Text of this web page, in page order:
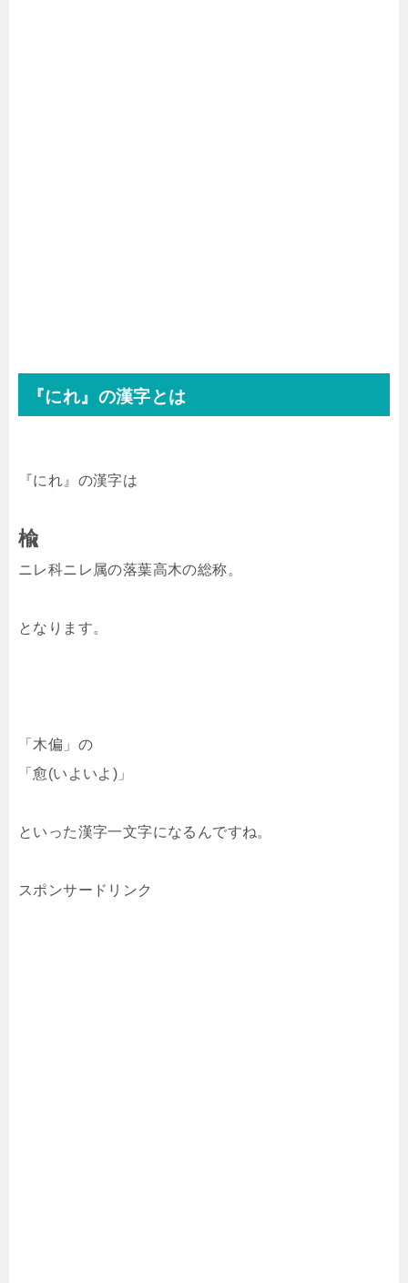
『にれ』の漢字とは
『にれ』の漢字は
楡
ニレ科ニレ属の落葉高木の総称。
となります。
「木偏」の
「愈(いよいよ)」
といった漢字一文字になるんですね。
スポンサードリンク